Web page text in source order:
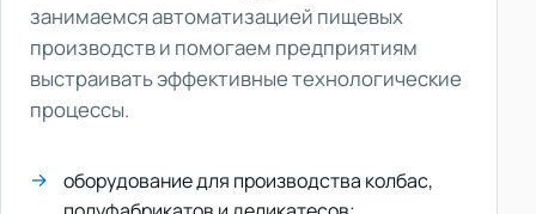
занимаемся автоматизацией пищевых
производств и помогаем предприятиям
выстраивать эффективные технологические
процессы.
оборудование для производства колбас,